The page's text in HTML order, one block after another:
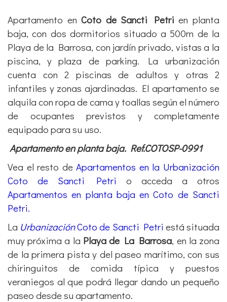
Apartamento enCoto de Sancti Petri en planta
baja, con dos dormitorios situado a 500m de la
Playa de la Barrosa, con jardín privado, vistas a la
piscina, y plaza de parking. La urbanización
cuenta con 2 piscinas de adultos y otras 2
infantiles y zonas ajardinadas. El apartamento se
alquila con ropa de cama y toallas según el número
de ocupantes previstos y completamente
equipado para su uso.
Apartamento en planta baja. Ref.COTOSP-0991
Vea el resto deApartamentos en la Urbanización
Coto de Sancti Petri
o acceda a otros
Apartamentos en planta baja en Coto de Sancti
Petri.
La UrbanizaciónCoto de Sancti Petri está situada
muy próxima a la Playa de La Barrosa, en la zona
de la primera pista y del paseo marítimo, con sus
chiringuitos de comida típica y puestos
veraniegos al que podrá llegar dando un pequeño
paseo desde su apartamento.